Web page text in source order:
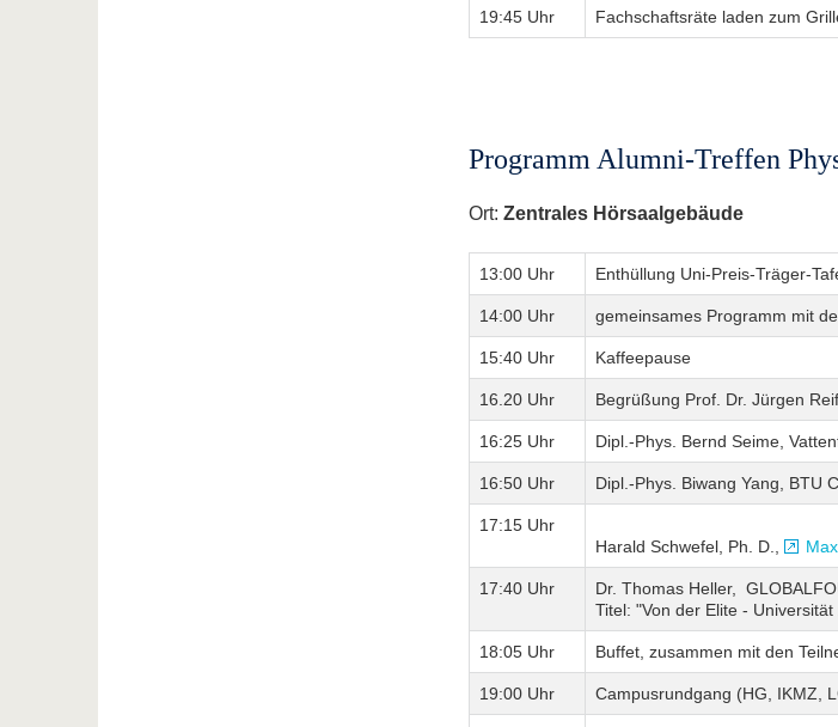
19:45 Uhr Fachschaftsräte laden zum
Programm Alumni-Treffen
Ort: Zentrales Hörsaalgebäude
13:00 Uhr Enthüllung Uni-Preis-Träger-
14:00 Uhr gemeinsames Programm mit
15:40 Uhr Kaffeepause
16.20 Uhr Begrüßung Prof. Dr. Jürgen Reif
16:25 Uhr Dipl.-Phys. Bernd Seime,
16:50 Uhr Dipl.-Phys. Biwang Yang, BTU
17:15 Uhr
Harald Schwefel, Ph. D.,
17:40 Uhr
Dr. Thomas Heller,
Titel: "Von der Elite -
18:05 Uhr Buffet, zusammen mit den
19:00 Uhr Campusrundgang (HG, IKMZ,